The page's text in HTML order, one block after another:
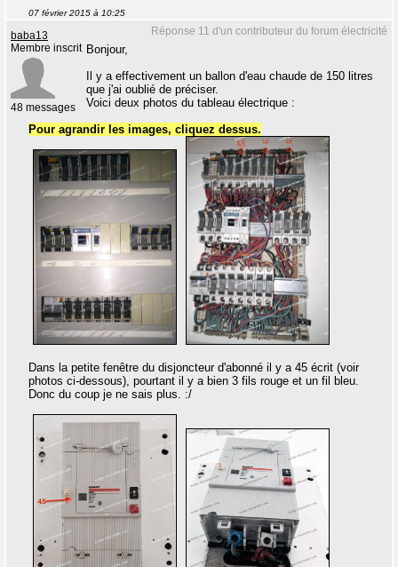
07 février 2015 à 10:25
Réponse 11 d'un contributeur du forum électricité
baba13
Membre inscrit
48 messages
Bonjour,
Il y a effectivement un ballon d'eau chaude de 150 litres
que j'ai oublié de préciser.
Voici deux photos du tableau électrique :
Pour agrandir les images, cliquez dessus.
Dans la petite fenêtre du disjoncteur d'abonné il y a 45 écrit (voir
photos ci-dessous), pourtant il y a bien 3 fils rouge et un fil bleu.
Donc du coup je ne sais plus. :/